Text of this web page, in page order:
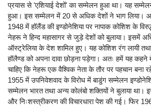
प्रयास से 'एशियाई देशों' का सम्मेलन हुआ था। यह
हुआ। इस सम्मेलन में 20 से अधिक देशों ने भाग लिया।
1948 में हॉलैंड की इण्डोनेशिया पर नापाक कोशिश के
नेहरू ने हिन्द महासागर से जुड़े देशों को बुलाया। इसमें
ऑस्ट्रेलिया के देश शामिल हुए। यह कोशिश रंग लायी
हॉलैण्ड को अपना दावा छोड़ना पड़ेगा। अतः हमें यह कहने
चाहिए कि नेहरू एक वैश्विक नेता के तौर पर पहचान बना
1955 में उपनिवेशवाद के विरोध में बाडुंग सम्मेलन
सम्मेलन भारत तथा अन्य कोलंबो शक्तियों ने बुलाया था।
और निःशस्त्रीकरण की विचारधारा पेश की गई। फिर